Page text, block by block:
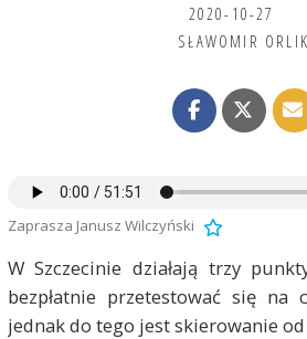
2020-10-27
SŁAWOMIR ORLIK
Zaprasza Janusz Wilczyński
W Szczecinie działają trzy
bezpłatnie przetestować się na
jednak do tego jest skierowanie